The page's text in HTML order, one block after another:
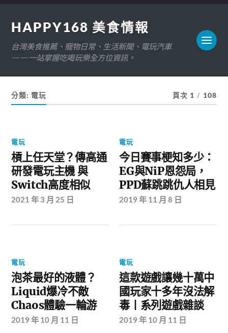
HAPPY168 美食情報
台灣美食推薦、寵物日常、生活新聞、電玩汽車
——一站掌握吃喝玩樂全方位資訊。
分類: 電玩 頁次 1 / 108
電玩
槓上任天堂？傳高通
研發電玩主機 與
Switch高度相似
2021 年 3 月 25 日
電玩
今日賽事梗知多少：
EG與NiP恩怨局，
PPD蘇跳跳仇人相見
2019 年 11 月 8 日
電玩
泡茶最好的液體？
Liquid爆冷不敵
Chaos體驗一輪游
2019 年 10 月 11 日
電玩
這款遊戲讓幾十萬中
國玩家十多年沒法解
毒丨系列遊戲雜談
2019 年 10 月 11 日